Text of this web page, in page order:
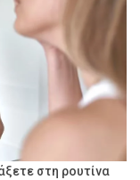
στη ρουτίνα